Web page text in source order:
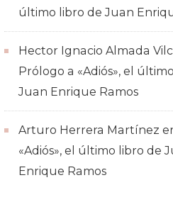
último libro de Juan
Hector Ignacio Almada
Prólogo a «Adiós», el
Juan Enrique Ramos
Arturo Herrera Martínez
«Adiós», el último libro de
Enrique Ramos